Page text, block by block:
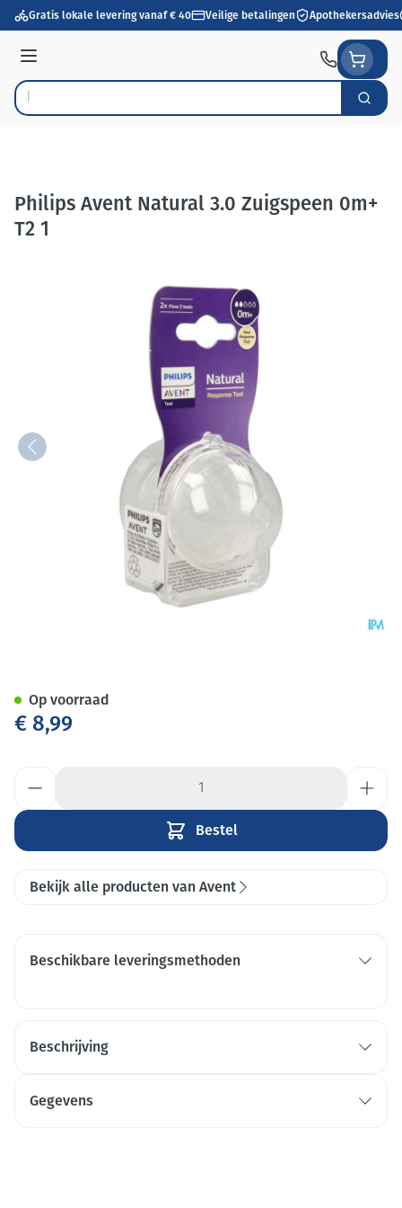
Ga naar de inhoud
Gratis lokale levering vanaf € 40 Veilige betalingen Apothekersadvies
Menu
Product, merk, categorie... Zoek
Philips Avent Natural 3.0 Zuigspeen 0m+
T2 1
€ 8,99
Bestel
Op voorraad
Bekijk alle producten van Avent
Beschikbare leveringsmethoden
Beschrijving
Gegevens